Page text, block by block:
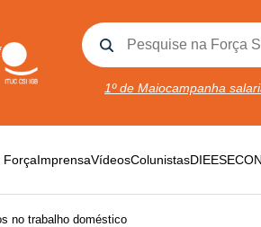
1º de Maiocampanha
ForçaImprensaVídeosColunistasDIEESE
no trabalho doméstico